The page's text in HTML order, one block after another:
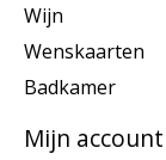
Wijn
Wenskaarten
Badkamer
Mijn account